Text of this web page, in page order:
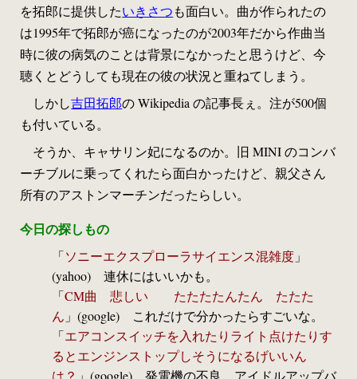
を拓郎に提供したいきさつも面白い。曲が作られたの
は1995年で拓郎が癌になったのが2003年だから作曲当
時に彼の病気のことは背景になかったと思うけど、今
聴くとどうしても現在の彼の状況と重ねてしまう。
しかし吉田拓郎の Wikipedia の記事長ぇ。注が500個
も付いている。
そうか、キャサリン妃になるのか。旧 MINI のコンバ
ーチブルに乗ってくれたら面白かったけど、親父さん
所有のアストンマーチンだったらしい。
今日の探しもの
「ソニーエクスプローラサイエンス混雑度 」
(yahoo) 連休にはいいかも。
「CM曲 悲しい たたたたんたん たたた
ん 」(google) これだけで分かったらすごいな。
「エアコンスイッチを入れたりライト点けたりす
るとエンジンストップしそうになるげいいん
は？ 」(google) 発電機の不良、アイドルアップバ